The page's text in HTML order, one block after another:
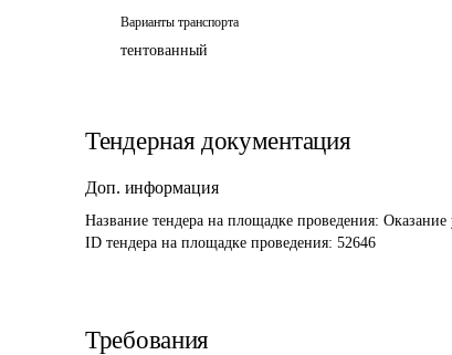
Варианты транспорта
тентованный
Тендерная документация
Доп. информация
Название тендера на площадке проведения: Оказание
ID тендера на площадке проведения: 52646
Требования